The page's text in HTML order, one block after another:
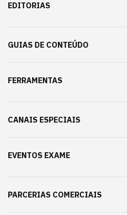
EDITORIAS
GUIAS DE CONTEÚDO
FERRAMENTAS
CANAIS ESPECIAIS
EVENTOS EXAME
PARCERIAS COMERCIAIS